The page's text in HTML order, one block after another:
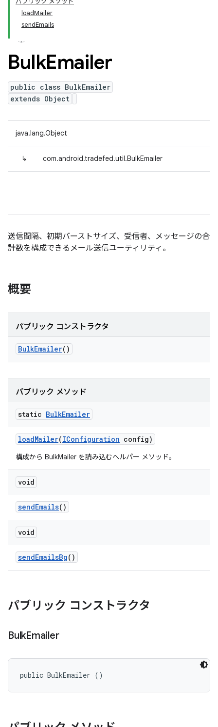
loadMailer
sendEmails
BulkEmailer
public class BulkEmailer
extends Object
java.lang.Object
↳ com.android.tradefed.util.BulkEmailer
送信間隔、初期バーストサイズ、受信者、メッセージの合
計数を構成できるメール送信ユーティリティ。
概要
パブリック コンストラクタ
BulkEmailer()
パブリック メソッド
static BulkEmailer
loadMailer(IConfiguration config)
構成から BulkMailer を読み込むヘルパー メソッド。
void
sendEmails()
void
sendEmailsBg()
パブリック コンストラクタ
BulkEmailer
public BulkEmailer ()